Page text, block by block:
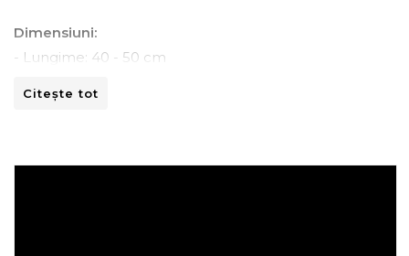
Dimensiuni:
- Lungime: 40 - 50 cm
Citește tot